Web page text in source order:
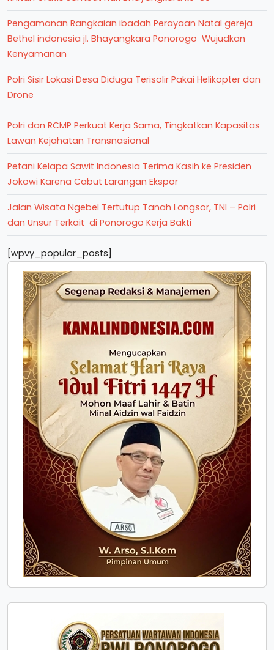
Pengamanan Rangkaian ibadah Perayaan Natal gereja
Bethel indonesia jl. Bhayangkara Ponorogo Wujudkan
Kenyamanan
Polri Sisir Lokasi Desa Diduga Terisolir Pakai Helikopter dan
Drone
Polri dan RCMP Perkuat Kerja Sama, Tingkatkan Kapasitas
Lawan Kejahatan Transnasional
Petani Kelapa Sawit Indonesia Terima Kasih ke Presiden
Jokowi Karena Cabut Larangan Ekspor
Jalan Wisata Ngebel Tertutup Tanah Longsor, TNI – Polri
dan Unsur Terkait di Ponorogo Kerja Bakti
[wpvy_popular_posts]